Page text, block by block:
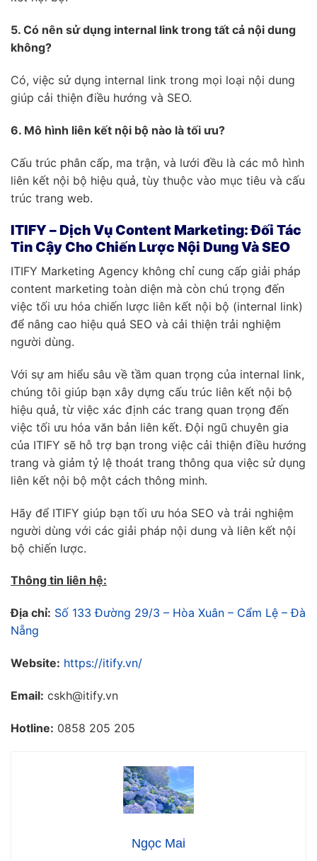
5. Có nên sử dụng internal link trong tất cả nội dung
không?
Có, việc sử dụng internal link trong mọi loại nội dung
giúp cải thiện điều hướng và SEO.
6. Mô hình liên kết nội bộ nào là tối ưu?
Cấu trúc phân cấp, ma trận, và lưới đều là các mô hình
liên kết nội bộ hiệu quả, tùy thuộc vào mục tiêu và cấu
trúc trang web.
ITIFY – Dịch Vụ Content Marketing: Đối Tác
Tin Cậy Cho Chiến Lược Nội Dung Và SEO
ITIFY Marketing Agency không chỉ cung cấp giải pháp
content marketing toàn diện mà còn chú trọng đến
việc tối ưu hóa chiến lược liên kết nội bộ (internal link)
để nâng cao hiệu quả SEO và cải thiện trải nghiệm
người dùng.
Với sự am hiểu sâu về tầm quan trọng của internal link,
chúng tôi giúp bạn xây dựng cấu trúc liên kết nội bộ
hiệu quả, từ việc xác định các trang quan trọng đến
việc tối ưu hóa văn bản liên kết. Đội ngũ chuyên gia
của ITIFY sẽ hỗ trợ bạn trong việc cải thiện điều hướng
trang và giảm tỷ lệ thoát trang thông qua việc sử dụng
liên kết nội bộ một cách thông minh.
Hãy để ITIFY giúp bạn tối ưu hóa SEO và trải nghiệm
người dùng với các giải pháp nội dung và liên kết nội
bộ chiến lược.
Thông tin liên hệ:
Địa chỉ: Số 133 Đường 29/3 – Hòa Xuân – Cẩm Lệ – Đà
Nẵng
Website: https://itify.vn/
Email: cskh@itify.vn
Hotline: 0858 205 205
Ngọc Mai